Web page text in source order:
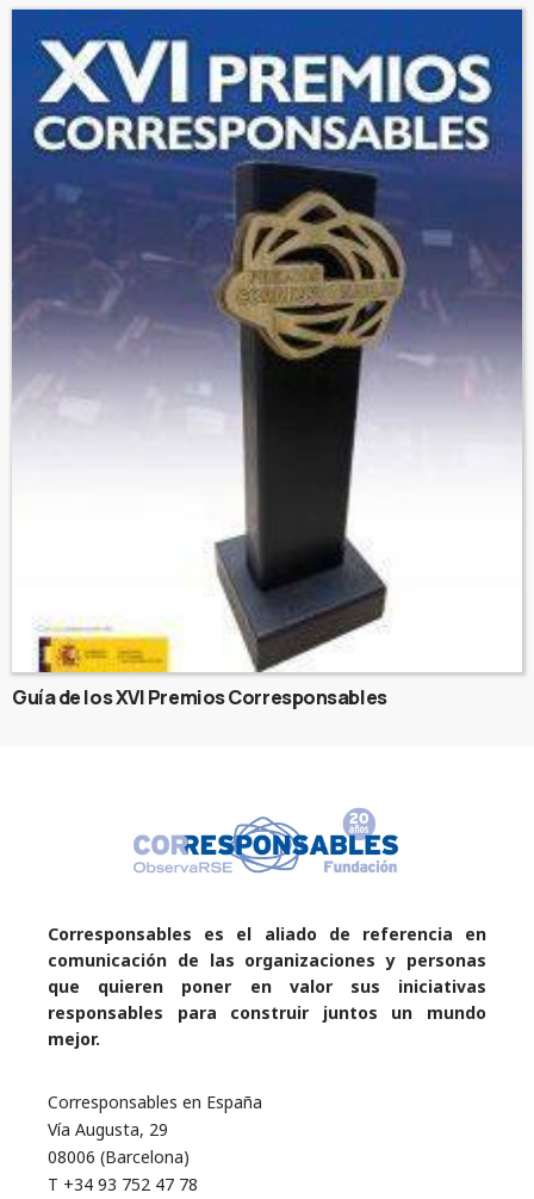
Guía de los XVI Premios Corresponsables
Corresponsables es el aliado de referencia en
comunicación de las organizaciones y personas
que quieren poner en valor sus iniciativas
responsables para construir juntos un mundo
mejor.
Corresponsables en España
Vía Augusta, 29
08006 (Barcelona)
T +34 93 752 47 78